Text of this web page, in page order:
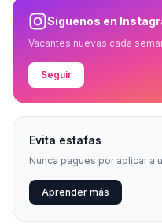
Síguenos en
Vacantes nuevas cada
Seguir
Evita estafas
Nunca pagues por aplicar a
Aprender más